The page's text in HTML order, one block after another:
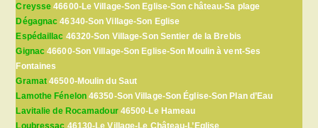
Creysse 46600-Le Village-Son Eglise-Son château-Sa plage
Dégagnac 46340-Son Village-Son Eglise
Espédaillac 46320-Son Village-Son Sentier de la Brebis
Gignac 46600-Son Village-Son Eglise-Son Moulin à vent-Ses
Fontaines
Gramat 46500-Moulin du Saut
Lamothe Fénelon46350-Son Village-Son Église-Son Plan d’Eau
Lavitalie de Rocamadour46500-Le Hameau
Loubressac 46130-Le Village-Le Château-L’Eglise